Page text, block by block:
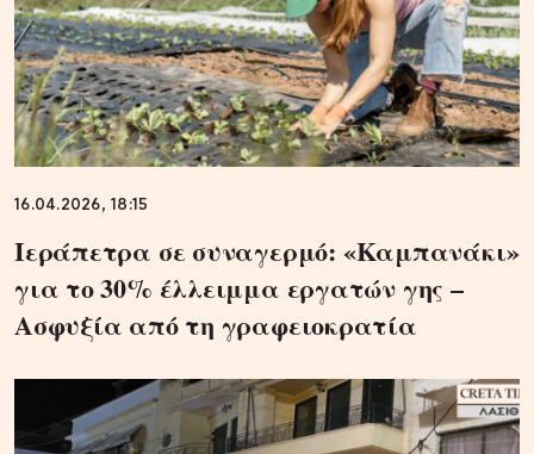
16.04.2026, 18:15
Ιεράπετρα σε συναγερμό: «Καμπανάκι»
για το 30% έλλειμμα εργατών γης –
Ασφυξία από τη γραφειοκρατία